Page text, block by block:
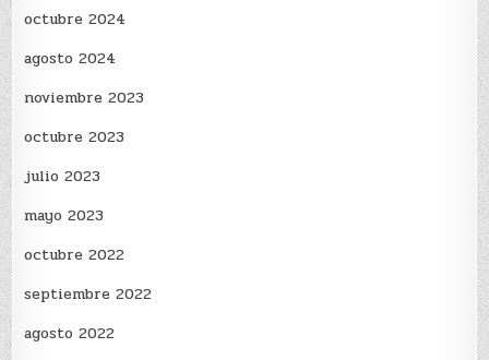
octubre 2024
agosto 2024
noviembre 2023
octubre 2023
julio 2023
mayo 2023
octubre 2022
septiembre 2022
agosto 2022